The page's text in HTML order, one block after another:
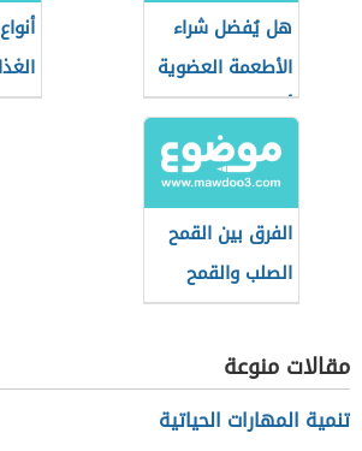
هل يُفضل شراء
الأطعمة العضوية
أثناء التسوق؟
الفرق بين القمح
الصلب والقمح
الطري
مقالات منوعة
تنمية المهارات الحياتية